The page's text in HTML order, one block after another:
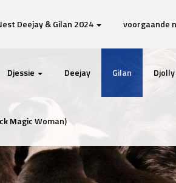
Deejay & Gilan 2024 voorgaande
Djessie Deejay Gilan
Magic Woman)